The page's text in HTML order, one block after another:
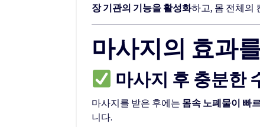
장 기관의 기능을 활성화하고, 몸 전체의
마사지의 효과
마사지 후 충분한
마사지를 받은 후에는 몸속 노폐물이 빠
니다.